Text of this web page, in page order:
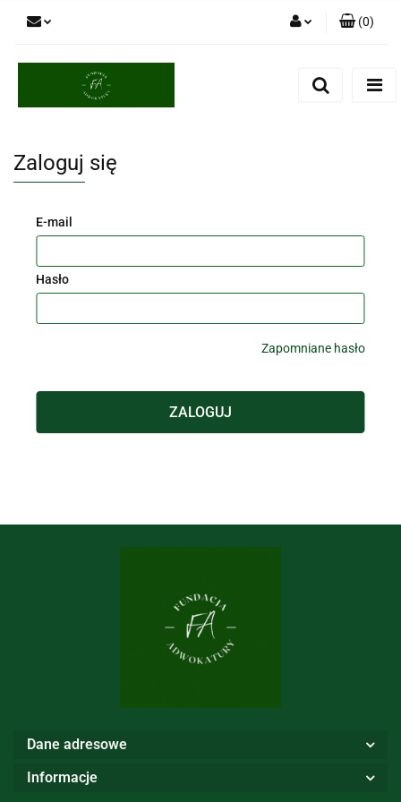
(0)
Zaloguj się
E-mail
Hasło
Zapomniane hasło
ZALOGUJ
Dane adresowe
Informacje